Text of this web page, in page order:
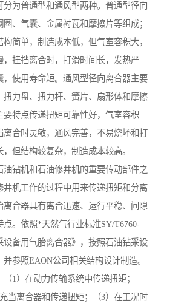
分为普通型和通风型两种。普通型径向
、气囊、金属衬瓦和摩擦片等组成；
简单，制造成本低，但气室容积大，
，挂挡离合时，打滑时间长，发热严
，使用寿命短。通风型径向离合器主要
扭力盘、扭力杆、簧片、扇形体和摩擦
要特点传递扭矩可靠性好，气室容积
离合时灵敏，通风完善，不易烧坏和打
但结构较复杂，制造成本较高。
油钻机和石油修井机的重要传动部件之
井机工作的过程中用来传递扭矩和分离
离合器具有离合迅速、运行平稳、间隙
点。依照*天然气行业标准SY/T6760-
设备用气胎离合器》，按照石油钻采设
参照EAON公司相关结构设计制造。
1）在动力传输系统中传递扭矩；
充当离合器和传递扭矩；（3）在工况时